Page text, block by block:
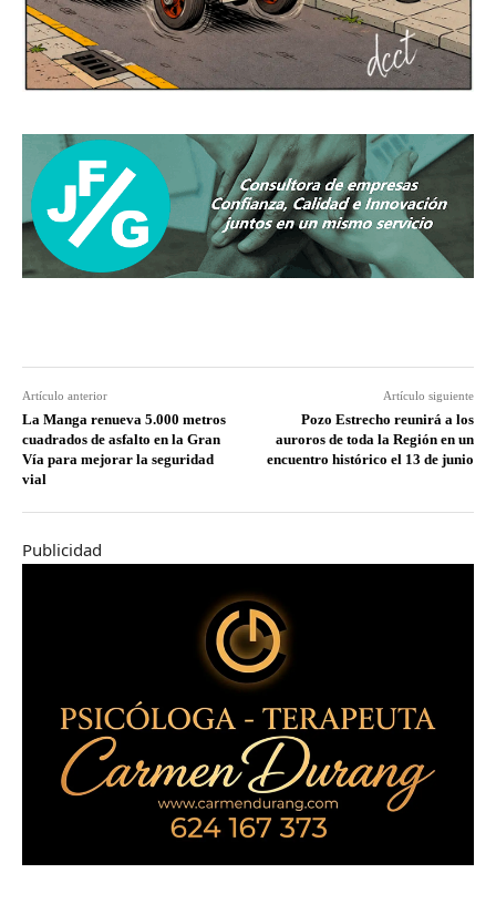
Artículo anterior
La Manga renueva 5.000 metros
cuadrados de asfalto en la Gran
Vía para mejorar la seguridad
vial
Artículo siguiente
Pozo Estrecho reunirá a los
auroros de toda la Región en un
encuentro histórico el 13 de junio
Publicidad